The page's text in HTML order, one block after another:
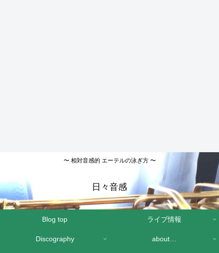
〜 相対音感的 エーテルの泳ぎ方 〜
日々音感
Blog top ライブ情報
Discography about…